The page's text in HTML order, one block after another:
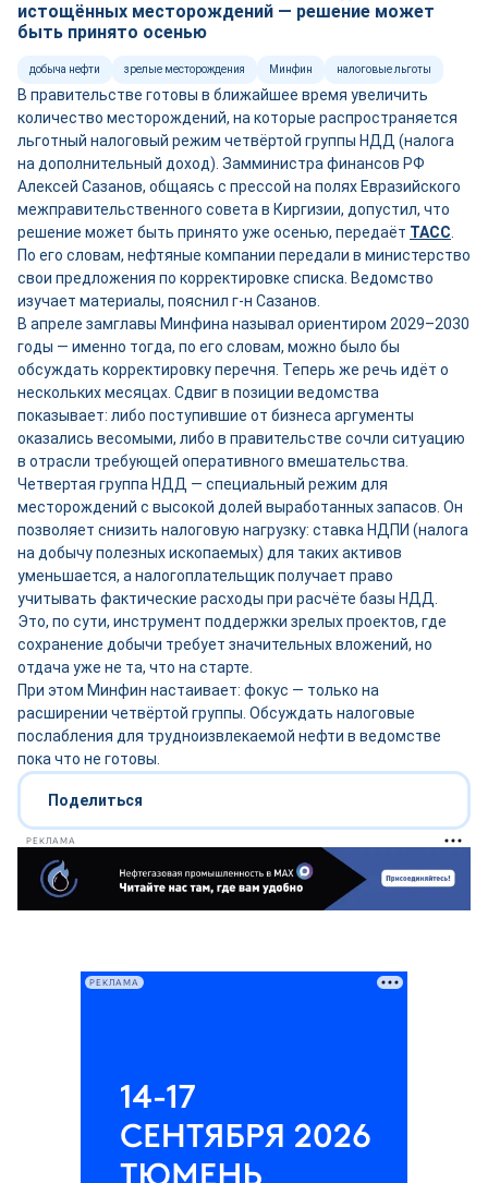
истощённых месторождений — решение может
быть принято осенью
добыча нефти зрелые месторождения Минфин налоговые льготы
В правительстве готовы в ближайшее время увеличить
количество месторождений, на которые распространяется
льготный налоговый режим четвёртой группы НДД (налога
на дополнительный доход). Замминистра финансов РФ
Алексей Сазанов, общаясь с прессой на полях Евразийского
межправительственного совета в Киргизии, допустил, что
решение может быть принято уже осенью, передаёт ТАСС
По его словам, нефтяные компании передали в министерство
свои предложения по корректировке списка. Ведомство
изучает материалы, пояснил г-н Сазанов.
В апреле замглавы Минфина называл ориентиром 2029–2030
годы — именно тогда, по его словам, можно было бы
обсуждать корректировку перечня. Теперь же речь идёт о
нескольких месяцах. Сдвиг в позиции ведомства
показывает: либо поступившие от бизнеса аргументы
оказались весомыми, либо в правительстве сочли ситуацию
в отрасли требующей оперативного вмешательства.
Четвертая группа НДД — специальный режим для
месторождений с высокой долей выработанных запасов. Он
позволяет снизить налоговую нагрузку: ставка НДПИ (налога
на добычу полезных ископаемых) для таких активов
уменьшается, а налогоплательщик получает право
учитывать фактические расходы при расчёте базы НДД.
Это, по сути, инструмент поддержки зрелых проектов, где
сохранение добычи требует значительных вложений, но
отдача уже не та, что на старте.
При этом Минфин настаивает: фокус — только на
расширении четвёртой группы. Обсуждать налоговые
послабления для трудноизвлекаемой нефти в ведомстве
пока что не готовы.
Поделиться
РЕКЛАМА
РЕКЛАМА